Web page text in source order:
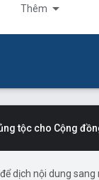
Thêm
tộc cho Cộng
dịch nội dung